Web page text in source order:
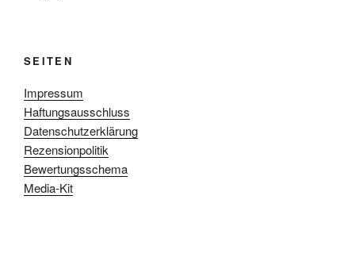
SEITEN
Impressum
Haftungsausschluss
Datenschutzerklärung
Rezensionpolitik
Bewertungsschema
Media-Kit